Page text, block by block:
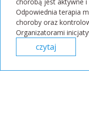
Odpowiednia terapia
choroby oraz
Organizatorami
czytaj